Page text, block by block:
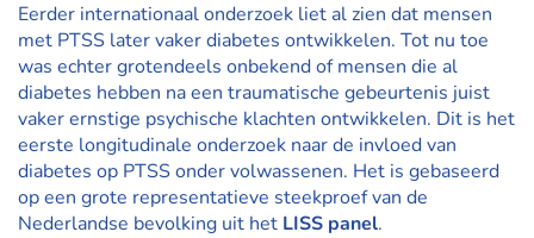
Eerder internationaal onderzoek liet al zien dat mensen
met PTSS later vaker diabetes ontwikkelen. Tot nu toe
was echter grotendeels onbekend of mensen die al
diabetes hebben na een traumatische gebeurtenis juist
vaker ernstige psychische klachten ontwikkelen. Dit is het
eerste longitudinale onderzoek naar de invloed van
diabetes op PTSS onder volwassenen. Het is gebaseerd
op een grote representatieve steekproef van de
Nederlandse bevolking uit het LISS panel.